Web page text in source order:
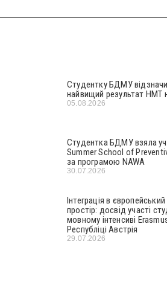
Студентку БДМУ
найвищий результат НМТ
05.08.2026
Студентка БДМУ взяла
Summer School of
за програмою NAWA
30.07.2026
Інтеграція в європейський
простір: досвід участі
мовному інтенсиві
Республіці Австрія
29.07.2026